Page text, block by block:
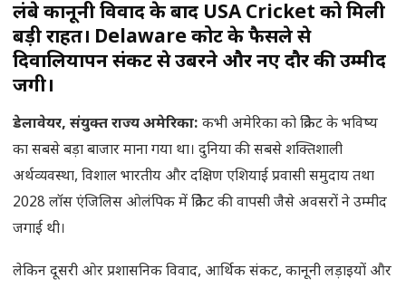
लंबे कानूनी विवाद के बाद USA Cricket को मिली
बड़ी राहत। Delaware कोर्ट के फैसले से
दिवालियापन संकट से उबरने और नए दौर की उम्मीद
जगी।
डेलावेयर, संयुक्त राज्य अमेरिका: कभी अमेरिका को क्रिकेट के भविष्य
का सबसे बड़ा बाजार माना गया था। दुनिया की सबसे शक्तिशाली
अर्थव्यवस्था, विशाल भारतीय और दक्षिण एशियाई प्रवासी समुदाय तथा
2028 लॉस एंजिलिस ओलंपिक में क्रिकेट की वापसी जैसे अवसरों ने उम्मीद
जगाई थी।
लेकिन दूसरी ओर प्रशासनिक विवाद, आर्थिक संकट, कानूनी लड़ाइयों और